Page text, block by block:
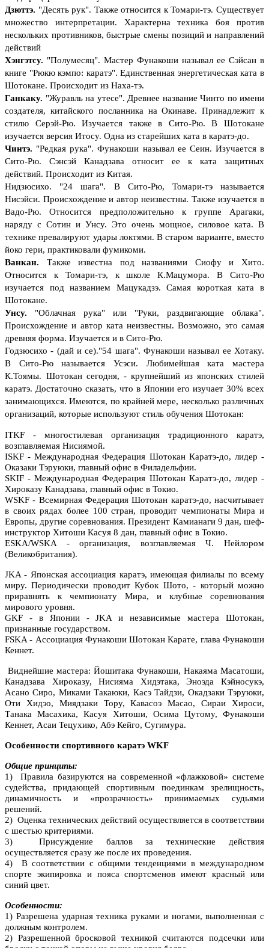
Дзюттэ. "Десять рук". Также относится к Томари-тэ. Существует
множество интерпретации. Характерна техника боя против
нескольких противников, быстрые смены позиций и направлений
действий
Хэнгэтсу. "Полумесяц". Мастер Фунакоши называл ее Сэйсан в
книге "Рюкю кэмпо: каратэ". Единственная энергетическая ката в
Шотокане. Происходит из Наха-тэ.
Ганкаку. "Журавль на утесе". Древнее название Чинто по имени
создателя, китайского посланника на Окинаве. Принадлежит к
стилю Серэй-Рю. Изучается также в Сито-Рю. В Шотокане
изучается версия Итосу. Одна из старейших ката в каратэ-до.
Чинтэ. "Редкая рука". Фунакоши называл ее Сеин. Изучается в
Сито-Рю. Сэнсэй Канадзава относит ее к ката защитных
действий. Происходит из Китая.
Нидзюсихо. "24 шага". В Сито-Рю, Томари-тэ называется
Нисэйси. Происхождение и автор неизвестны. Также изучается в
Вадо-Рю. Относится предположительно к группе Арагаки,
наряду с Сотин и Унсу. Это очень мощное, силовое ката. В
технике превалируют удары локтями. В старом варианте, вместо
йоко гери, практиковали фумикоми.
Ванкан. Также известна под названиями Сиофу и Хито.
Относится к Томари-тэ, к школе К.Мацумора. В Сито-Рю
изучается под названием Мацукадзэ. Самая короткая ката в
Шотокане.
Унсу. "Облачная рука" или "Руки, раздвигающие облака".
Происхождение и автор ката неизвестны. Возможно, это самая
древняя форма. Изучается и в Сито-Рю.
Годзюсихо - (дай и се)."54 шага". Фунакоши называл ее Хотаку.
В Сито-Рю называется Усэси. Любимейшая ката мастера
К.Тоямы. Шотокан сегодня, - крупнейший из японских стилей
каратэ. Достаточно сказать, что в Японии его изучает 30% всех
занимающихся. Имеются, по крайней мере, несколько различных
организаций, которые используют стиль обучения Шотокан:
ITKF - многостилевая организация традиционного каратэ,
возглавляемая Нисиямой.
ISKF - Международная Федерация Шотокан Каратэ-до, лидер -
Оказаки Тэруюки, главный офис в Филадельфии.
SKIF - Международная Федерация Шотокан Каратэ-до, лидер -
Хироказу Канадзава, главный офис в Токио.
WSKF - Всемирная Федерация Шотокан каратэ-до, насчитывает
в своих рядах более 100 стран, проводит чемпионаты Мира и
Европы, другие соревнования. Президент Камианаги 9 дан, шеф-
инструктор Хитоши Касуя 8 дан, главный офис в Токио.
ESKA/WSKA - организация, возглавляемая Ч. Нейлором
(Великобритания).
JKA - Японская ассоциация каратэ, имеющая филиалы по всему
миру. Периодически проводит Кубок Шото, - который можно
приравнять к чемпионату Мира, и клубные соревнования
мирового уровня.
GKF - в Японии - JKA и независимые мастера Шотокан,
признанные государством.
FSKA - Ассоциация Фунакоши Шотокан Карате, глава Фунакоши
Кеннет.
Виднейшие мастера: Йошитака Фунакоши, Накаяма Масатоши,
Канадзава Хироказу, Нисияма Хидэтака, Эноэда Кэйносукэ,
Асано Сиро, Миками Такаюки, Касэ Тайдзи, Окадзаки Тэруюки,
Оти Хидэо, Миядзаки Тору, Кавасоэ Масао, Сираи Хироси,
Танака Масахика, Касуя Хитоши, Осима Цутому, Фунакоши
Кеннет, Асаи Тецухико, Абэ Кейго, Сугимура.
Особенности спортивного каратэ WKF
Общие принципы:
1) Правила базируются на современной «флажковой» системе
судейства, придающей спортивным поединкам зрелищность,
динамичность и «прозрачность» принимаемых судьями
решений.
2) Оценка технических действий осуществляется в соответствии
с шестью критериями.
3) Присуждение баллов за технические действия
осуществляется сразу же после их проведения.
4) В соответствии с общими тенденциями в международном
спорте экипировка и пояса спортсменов имеют красный или
синий цвет.
Особенности:
1) Разрешена ударная техника руками и ногами, выполненная с
должным контролем.
2) Разрешенной бросковой техникой считаются подсечки или